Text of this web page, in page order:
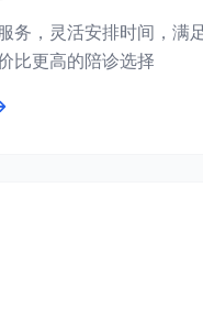
务，灵活安排时间，满
比更高的陪诊选择